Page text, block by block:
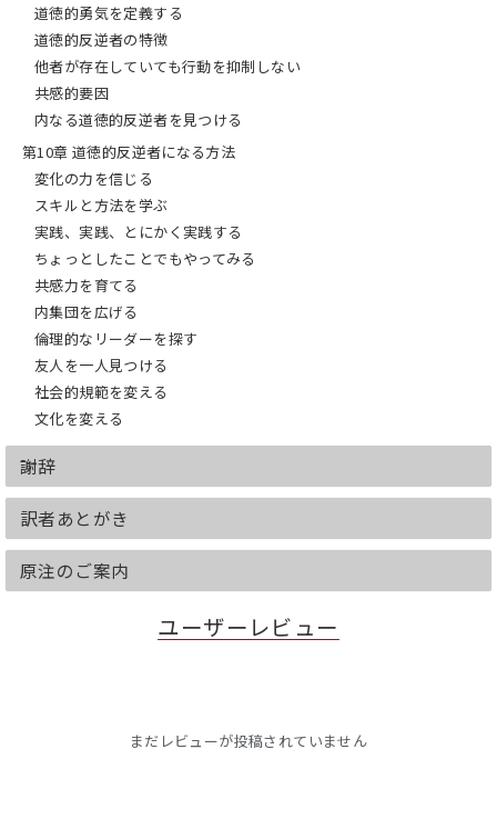
います。著者は、数十年にわたる画期的
す。”
―ジェレミ・スーリ（歴史学者）
「道徳的反逆者」になるための思慮深い
提案を行います。”
―デイヴィッド・デステノ（『なぜ「や
またげるものは何か、そして人助けにつ
―アービン・ストウブ（マサチューセッ
ツ大学心理学名誉教授）
道徳的勇気を定義する
道徳的反逆者の特徴
他者が存在していても行動を抑制しない
共感的要因
内なる道徳的反逆者を見つける
第10章 道徳的反逆者になる方法
変化の力を信じる
スキルと方法を学ぶ
実践、実践、とにかく実践する
ちょっとしたことでもやってみる
共感力を育てる
内集団を広げる
倫理的なリーダーを探す
友人を一人見つける
社会的規範を変える
文化を変える
謝辞
訳者あとがき
原注のご案内
ユーザーレビュー
まだレビューが投稿されていません